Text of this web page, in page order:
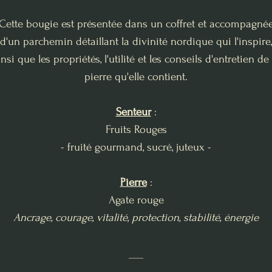
bougie est présentée dans un coffret et
d'un parchemin détaillant la divinité nordique qui l'inspire,
que les propriétés, l'utilité et les conseils d'entretien de
pierre qu'elle contient.
Senteur:
Fruits Rouges
- fruité gourmand, sucré, juteux -
Pierre:
Agate rouge
Ancrage, courage, vitalité, protection, stabilité, énergie